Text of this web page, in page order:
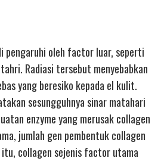
pengaruhi oleh factor luar, seperti
Radiasi tersebut menyebabkan
yang beresiko kepada el kulit.
sesungguhnya sinar matahari
enzyme yang merusak collagen
jumlah gen pembentuk collagen
collagen sejenis factor utama